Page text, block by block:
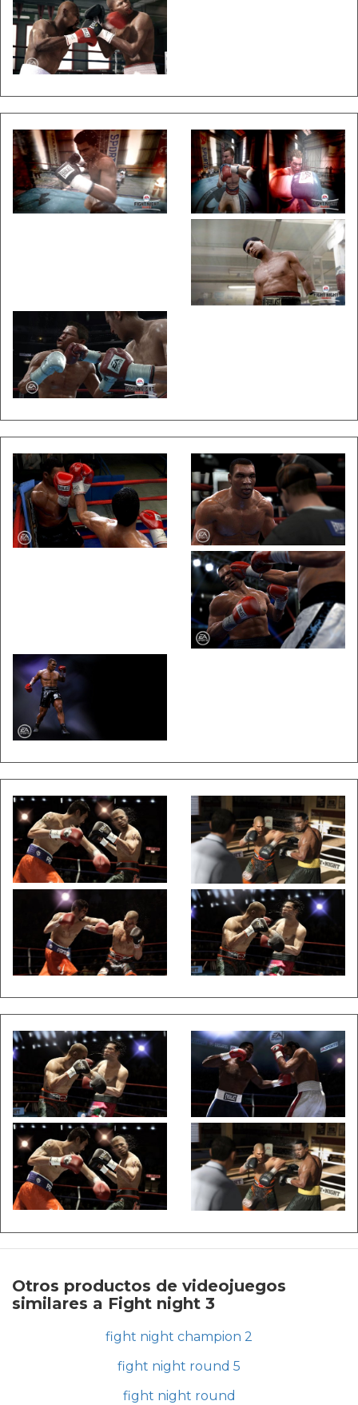
Otros productos de videojuegos
similares a Fight night 3
fight night champion 2
fight night round 5
fight night round